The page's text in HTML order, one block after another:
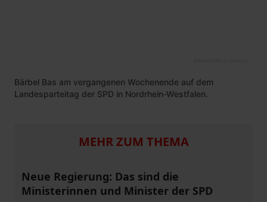
Bärbel Bas am vergangenen Wochenende auf dem
Landesparteitag der SPD in Nordrhein-Westfalen.
MEHR ZUM THEMA
Neue Regierung: Das sind die
Ministerinnen und Minister der SPD